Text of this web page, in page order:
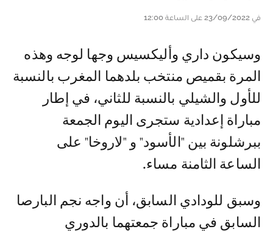
في 23/09/2022 على الساعة 12:00
وسيكون داري وأليكسيس وجها لوجه وهذه
المرة بقميص منتخب بلدهما المغرب بالنسبة
للأول والشيلي بالنسبة للثاني، في إطار
مباراة إعدادية ستجرى اليوم الجمعة
ببرشلونة بين "الأسود" و "لاروخا" على
الساعة الثامنة مساء.
وسبق للودادي السابق، أن واجه نجم البارصا
السابق في مباراة جمعتهما بالدوري